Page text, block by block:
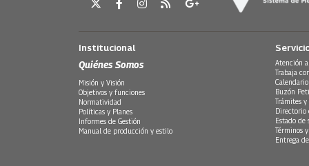
Institucional
Quiénes Somos
Misión y Visión
Objetivos y funciones
Normatividad
Políticas y Planes
Informes de Gestión
Manual de producción y estilo
Atención
Trabaja
Buzón
Trámites y
Directorio
Estado de
Términos
Entrega